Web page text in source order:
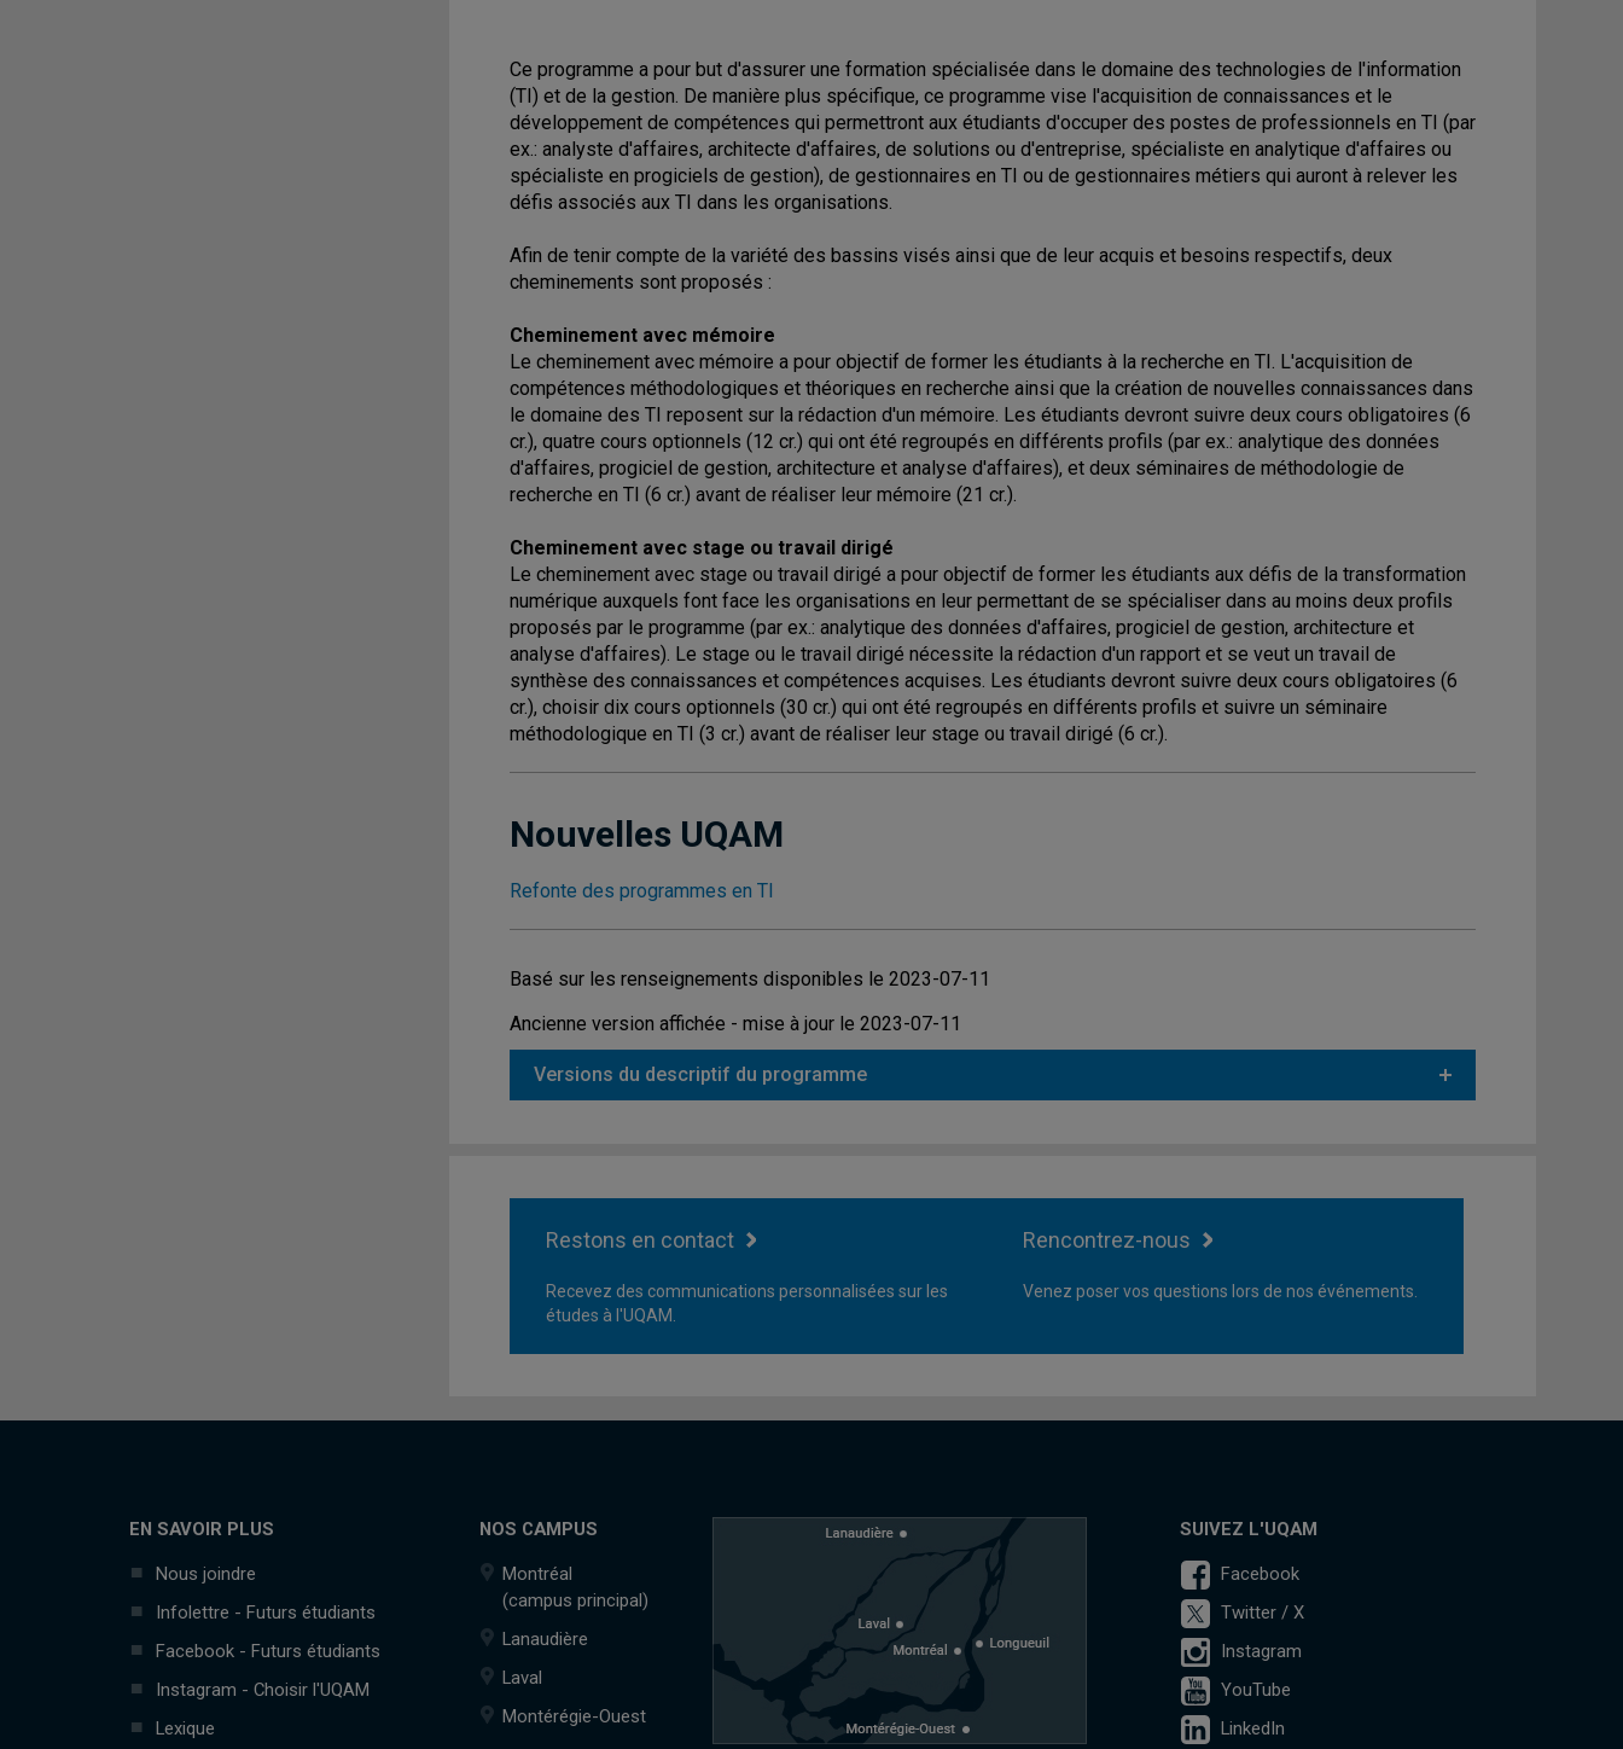
Ce programme a pour but d'assurer une formation spécialisée dans le domaine des technologies de l'information
(TI) et de la gestion. De manière plus spécifique, ce programme vise l'acquisition de connaissances et le
développement de compétences qui permettront aux étudiants d'occuper des postes de professionnels en TI (par
ex.: analyste d'affaires, architecte d'affaires, de solutions ou d'entreprise, spécialiste en analytique d'affaires ou
spécialiste en progiciels de gestion), de gestionnaires en TI ou de gestionnaires métiers qui auront à relever les
défis associés aux TI dans les organisations.
Afin de tenir compte de la variété des bassins visés ainsi que de leur acquis et besoins respectifs, deux
cheminements sont proposés :
Cheminement avec mémoire
Le cheminement avec mémoire a pour objectif de former les étudiants à la recherche en TI. L'acquisition de
compétences méthodologiques et théoriques en recherche ainsi que la création de nouvelles connaissances dans
le domaine des TI reposent sur la rédaction d'un mémoire. Les étudiants devront suivre deux cours obligatoires (6
cr.), quatre cours optionnels (12 cr.) qui ont été regroupés en différents profils (par ex.: analytique des données
d'affaires, progiciel de gestion, architecture et analyse d'affaires), et deux séminaires de méthodologie de
recherche en TI (6 cr.) avant de réaliser leur mémoire (21 cr.).
Cheminement avec stage ou travail dirigé
Le cheminement avec stage ou travail dirigé a pour objectif de former les étudiants aux défis de la transformation
numérique auxquels font face les organisations en leur permettant de se spécialiser dans au moins deux profils
proposés par le programme (par ex.: analytique des données d'affaires, progiciel de gestion, architecture et
analyse d'affaires). Le stage ou le travail dirigé nécessite la rédaction d'un rapport et se veut un travail de
synthèse des connaissances et compétences acquises. Les étudiants devront suivre deux cours obligatoires (6
cr.), choisir dix cours optionnels (30 cr.) qui ont été regroupés en différents profils et suivre un séminaire
méthodologique en TI (3 cr.) avant de réaliser leur stage ou travail dirigé (6 cr.).
Nouvelles UQAM
Refonte des programmes en TI
Basé sur les renseignements disponibles le 2023-07-11
Ancienne version affichée - mise à jour le 2023-07-11
Versions du descriptif du programme
Restons en contact
Recevez des communications personnalisées sur les
études à l'UQAM.
Rencontrez-nous
Venez poser vos questions lors de nos événements.
EN SAVOIR PLUS
Nous joindre
Infolettre - Futurs étudiants
Facebook - Futurs étudiants
Instagram - Choisir l'UQAM
Lexique
NOS CAMPUS
Montréal
(campus principal)
Lanaudière
Laval
Montérégie-Ouest
SUIVEZ L'UQAM
Facebook
Twitter / X
Instagram
YouTube
LinkedIn